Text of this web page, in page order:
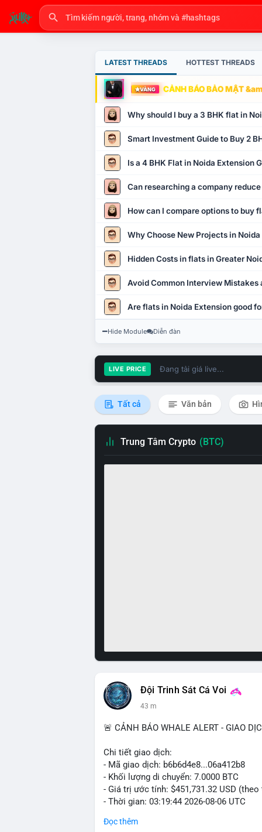
LATEST THREADS HOTTEST THREADS
VÀNG CẢNH BÁO BẢO MẬT
Why should I buy a 3 BHK flat in
Smart Investment Guide to Buy 2
Is a 4 BHK Flat in Noida Extension
Can researching a company
How can I compare options to buy
Why Choose New Projects in
Hidden Costs in flats in Greater
Avoid Common Interview Mistakes
Are flats in Noida Extension good
Hide Module Diễn đàn
LIVE PRICE Đang tải giá live...
Tất cả Văn bản
Trung Tâm Crypto (BTC)
Đội Trinh Sát Cá Voi
43 m
🚨 CẢNH BÁO WHALE ALERT - GIAO
Chi tiết giao dịch:
- Mã giao dịch: b6b6d4e8...06a412b8
- Khối lượng di chuyển: 7.0000 BTC
- Giá trị ước tính: $451,731.32 USD (theo
- Thời gian: 03:19:44 2026-08-06 UTC
Nhận định phân tích:
Đọc thêm